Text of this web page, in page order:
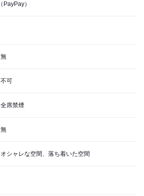
（PayPay）
無
不可
全席禁煙
無
オシャレな空間、落ち着いた空間